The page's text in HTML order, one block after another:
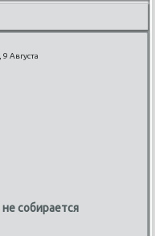
Августа
собирается